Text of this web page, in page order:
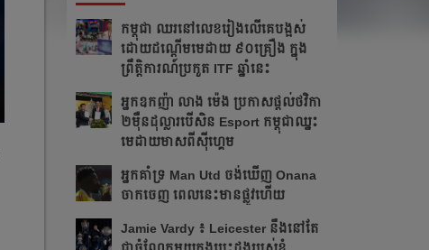
កម្ពុជា​ ឈរនៅលេខរៀងលើគេបង្អស់​
ដោយដណ្ដើមមេដាយ​ ៩០គ្រឿង ក្នុង
ព្រឹត្ដិការណ៍ប្រកួត ITF​ ឆ្នាំនេះ
អ្នក​ឧកញ៉ា លាង ម៉េង ​ប្រកាស​ផ្ដល់​ថវិកា​
២​ម៉ឺន​ដុល្លារ​បើ​សិន​​ Esport កម្ពុជា​​ឈ្នះ​​
មេដាយ​មាស​ពី​ស៊ីហ្គេម​
អ្នក​គាំទ្រ Man Utd ចង់​ឃើញ Onana
ចាកចេញ​ ពេលនេះ​មាន​ផ្លូវ​ហើយ​​
Jamie Vardy ៖ Leicester នឹង​នៅ​តែ​